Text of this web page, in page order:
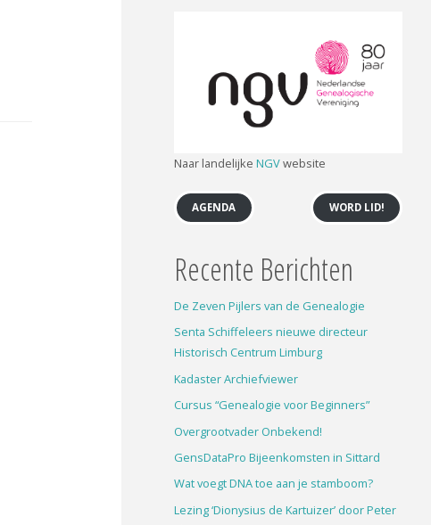
Naar landelijke NGVwebsite
AGENDA WORD LID!
Recente Berichten
De Zeven Pijlers van de Genealogie
Senta Schiffeleers nieuwe directeur
Historisch Centrum Limburg
Kadaster Archiefviewer
Cursus “Genealogie voor Beginners”
Overgrootvader Onbekend!
GensDataPro Bijeenkomsten in Sittard
Wat voegt DNA toe aan je stamboom?
Lezing ‘Dionysius de Kartuizer’ door Peter